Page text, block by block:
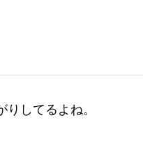
してるよね。